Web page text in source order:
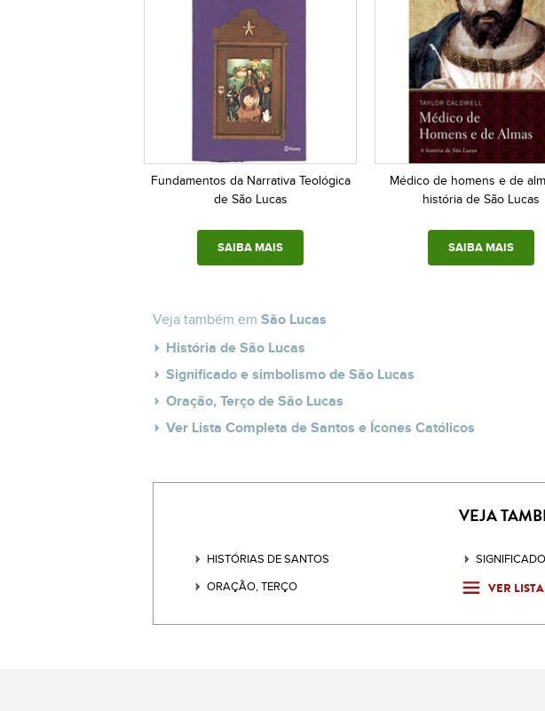
Fundamentos da Narrativa Teológica
de São Lucas
SAIBA MAIS
Médico de homens e de
história de São Lucas
SAIBA MAIS
Veja também em São Lucas
História de São Lucas
Significado e simbolismo de São Lucas
Oração, Terço de São Lucas
Ver Lista Completa de Santos e Ícones Católicos
VEJA
HISTÓRIAS DE SANTOS
ORAÇÃO, TERÇO
VER